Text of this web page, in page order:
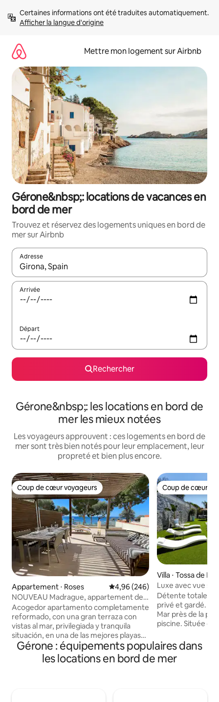
directement
Afficher la langue d'origine
Mettre mon logement sur Airbnb
Gérone&nbsp;: locations de vacances en
bord de mer
Trouvez et réservez des logements uniques en bord de
mer sur Airbnb
Adresse
Lorsque les résultats s'affichent, utilisez les flèches vers le
Arrivée
Départ
Rechercher
Gérone&nbsp;: les locations en bord de
mer les mieux notées
Les voyageurs approuvent : ces logements en bord de
mer sont très bien notés pour leur emplacement, leur
propreté et bien plus encore.
Coup de cœur voyageurs
Coup de cœur voyageurs
Appartement ⋅ Roses Évaluation moyenne sur la
4,96 (246)
NOUVEAU Madrague, appartement de
plage
Acogedor apartamento completamente
reformado, con una gran terraza con
vistas al mar, privilegiada y tranquila
situación, en una de las mejores playas
de la Costa Brava, la playa de la
Almadrava. El apartamento dispone de
un acceso privado directo a la playa.
Coup de cœur
Coup de cœur
Villa ⋅ Tossa de
Luxe avec vue
Détente totale
privé et gardé. Villa de luxe à Tossa de
Mar près de la
piscine. Située
avec restaurant et café. Les
vues sur la mer
Tossa de Mar, la
Gérone : équipements populaires dans
les locations en bord de mer